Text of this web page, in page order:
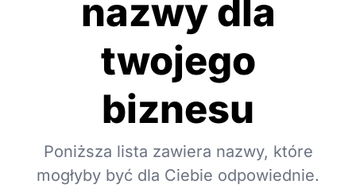
nazwy dla
twojego
biznesu
Poniższa lista zawiera nazwy, które
mogłyby być dla Ciebie odpowiednie.